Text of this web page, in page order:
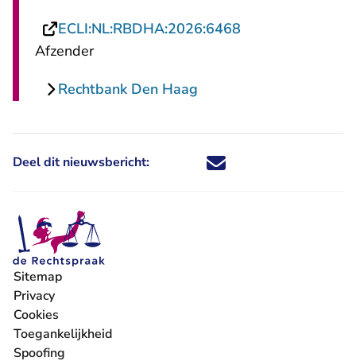
ECLI:NL:RBDHA:2026:6468
Afzender
Rechtbank Den Haag
Deel dit nieuwsbericht: Deel dit nieuwsbericht via X -
Deel dit nieuwsbericht via
Deel dit nieuwsbericht
Deel dit
Sitemap
Privacy
Cookies
Toegankelijkheid
Spoofing